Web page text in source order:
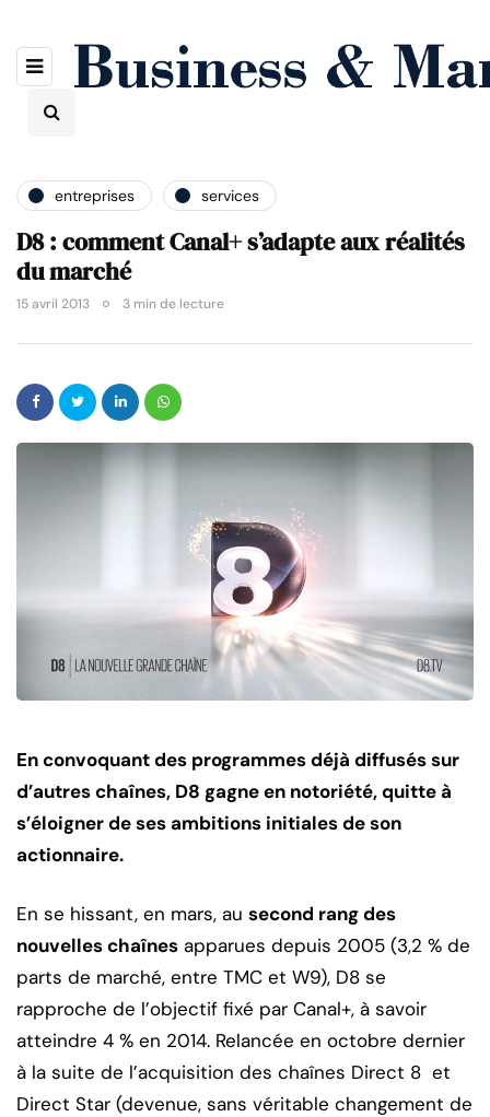
entreprises services
D8 : comment Canal+ s’adapte aux réalités
du marché
15 avril 2013 3 min de lecture
En convoquant des programmes déjà diffusés sur
d’autres chaînes, D8 gagne en notoriété, quitte à
s’éloigner de ses ambitions initiales de son
actionnaire.
En se hissant, en mars, au second rang des
nouvelles chaînes apparues depuis 2005 (3,2 % de
parts de marché, entre TMC et W9), D8 se
rapproche de l’objectif fixé par Canal+, à savoir
atteindre 4 % en 2014. Relancée en octobre dernier
à la suite de l’acquisition des chaînes Direct 8 et
Direct Star (devenue, sans véritable changement de